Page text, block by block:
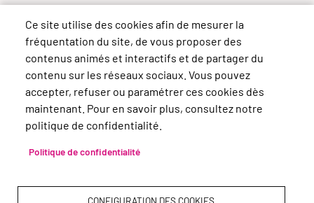
Mercredi de 9h à 12h et de 14h à 18h
Jeudi de 14h à 17h
Ce site utilise des cookies afin de mesurer la
fréquentation du site, de vous proposer des
contenus animés et interactifs et de partager du
contenu sur les réseaux sociaux. Vous pouvez
accepter, refuser ou paramétrer ces cookies dès
maintenant. Pour en savoir plus, consultez notre
politique de confidentialité.
Politique de confidentialité
CONFIGURATION DES COOKIES